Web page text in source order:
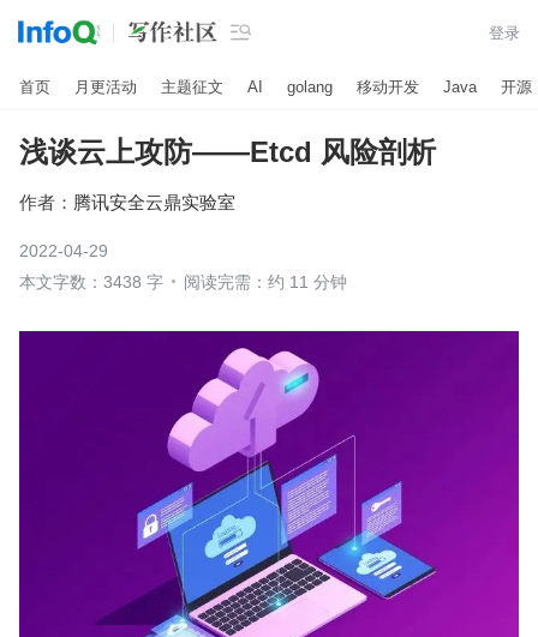
 登录
首页 月更活动 主题征文 AI golang 移动开发 Java 开源
浅谈云上攻防——Etcd 风险剖析
作者： 腾讯安全云鼎实验室
2022-04-29
本文字数：3438 字
阅读完需：约 11 分钟